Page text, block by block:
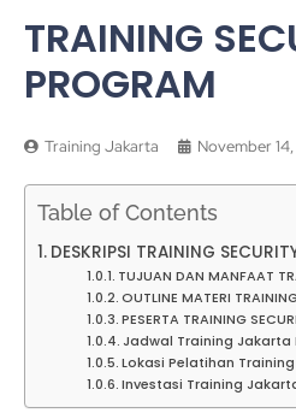
TRAINING
PROGRAM
Training Jakarta November
Table of Contents
DESKRIPSI TRAINING
TUJUAN DAN MANFAAT
OUTLINE MATERI
PESERTA TRAINING
Jadwal Training Jakarta
Lokasi Pelatihan
Investasi Training